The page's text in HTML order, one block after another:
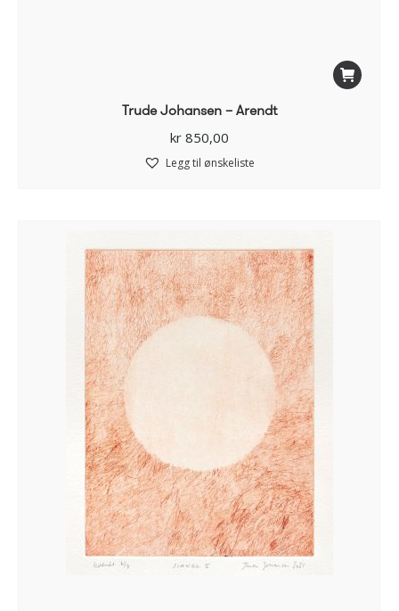
Trude Johansen – Arendt
kr850,00
Legg til ønskeliste